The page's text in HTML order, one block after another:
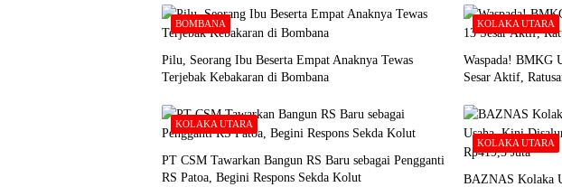
BOMBANA
Pilu, Seorang Ibu Beserta Empat Anaknya Tewas
Terjebak Kebakaran di Bombana
KOLAKA UTARA
Waspada! BMKG
Sesar Aktif,
KOLAKA UTARA
PT CSM Tawarkan Bangun RS Baru sebagai Pengganti
RS Patoa, Begini Respons Sekda Kolut
KOLAKA UTARA
BAZNAS Kolaka